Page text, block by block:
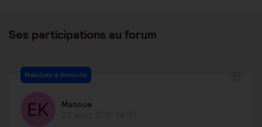
Ses participations au forum
Maintien à domicile
Manoue